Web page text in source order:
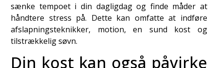
sænke tempoet i din dagligdag og finde måder at
håndtere stress på. Dette kan omfatte at indføre
afslapningsteknikker, motion, en sund kost og
tilstrækkelig søvn.
Din kost kan også påvirke